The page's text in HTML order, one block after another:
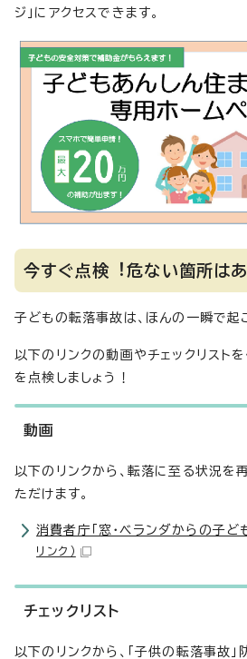
ジ」にアクセスできます。
今すぐ点検︕危ない箇所は
子どもの転落事故は、ほんの一瞬で起こ
以下のリンクの動画やチェックリスト
を点検しましょう！
動画
以下のリンクから、転落に至る状況を
ただけます。
消費者庁「窓・ベランダからの子ど
リンク）
チェックリスト
以下のリンクから、「子供の転落事故」